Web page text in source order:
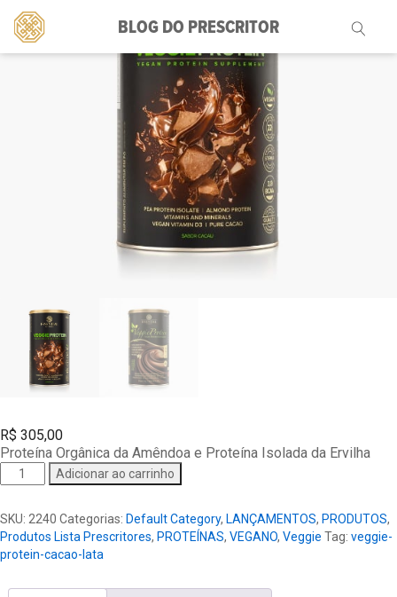
BLOG DO PRESCRITOR
Pesquisar
por:
R$ 305,00
Proteína Orgânica da Amêndoa e Proteína Isolada da Ervilha
Veggie
Protein
13
doses
quantidade
Adicionar ao carrinho
SKU: 2240 Categorias: Default Category, LANÇAMENTOS, PRODUTOS,
Produtos Lista Prescritores, PROTEÍNAS, VEGANO, Veggie Tag: veggie-
protein-cacao-lata